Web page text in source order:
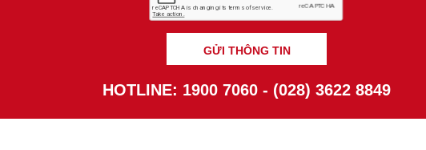
GỬI THÔNG TIN
HOTLINE: 1900 7060 - (028) 3622 8849